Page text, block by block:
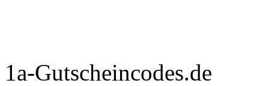
1a-Gutscheincodes.de